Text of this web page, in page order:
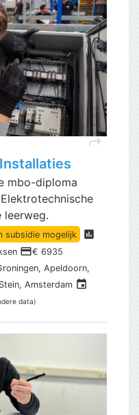
shortcut
mbo-diploma
leerweg.
subsidie mogelijk assessment
payment€ 6935
Apeldoorn,
Amsterdam event
data)